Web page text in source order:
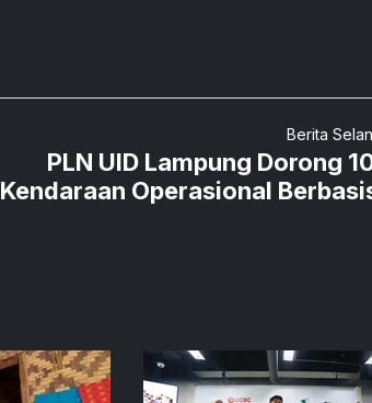
Berita
PLN UID Lampung Dorong
Kendaraan Operasional